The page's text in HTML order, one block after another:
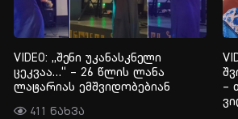
VIDEO: „შენი უკანასკნელი
ცეკვაა…“ – 26 წლის ლანა
ლატარიას ემშვიდობებიან
411 ნახვა
–